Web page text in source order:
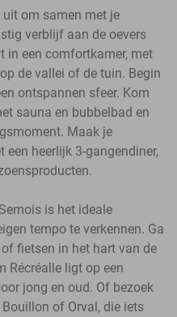
om samen met je
verblijf aan de oevers
in een comfortkamer, met
de vallei of de tuin. Begin
ontspannen sfeer. Kom
sauna en bubbelbad en
Maak je
heerlijk 3-gangendiner,
is het ideale
tempo te verkennen. Ga
fietsen in het hart van de
Récréalle ligt op een
jong en oud. Of bezoek
of Orval, die iets